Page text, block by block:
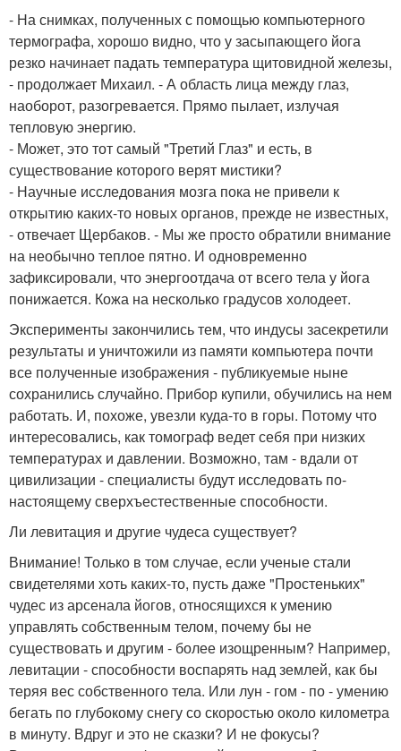
- На снимках, полученных с помощью компьютерного
термографа, хорошо видно, что у засыпающего йога
резко начинает падать температура щитовидной железы,
- продолжает Михаил. - А область лица между глаз,
наоборот, разогревается. Прямо пылает, излучая
тепловую энергию.
- Может, это тот самый "Третий Глаз" и есть, в
существование которого верят мистики?
- Научные исследования мозга пока не привели к
открытию каких-то новых органов, прежде не известных,
- отвечает Щербаков. - Мы же просто обратили внимание
на необычно теплое пятно. И одновременно
зафиксировали, что энергоотдача от всего тела у йога
понижается. Кожа на несколько градусов холодеет.
Эксперименты закончились тем, что индусы засекретили
результаты и уничтожили из памяти компьютера почти
все полученные изображения - публикуемые ныне
сохранились случайно. Прибор купили, обучились на нем
работать. И, похоже, увезли куда-то в горы. Потому что
интересовались, как томограф ведет себя при низких
температурах и давлении. Возможно, там - вдали от
цивилизации - специалисты будут исследовать по-
настоящему сверхъестественные способности.
Ли левитация и другие чудеса существует?
Внимание! Только в том случае, если ученые стали
свидетелями хоть каких-то, пусть даже "Простеньких"
чудес из арсенала йогов, относящихся к умению
управлять собственным телом, почему бы не
существовать и другим - более изощренным? Например,
левитации - способности воспарять над землей, как бы
теряя вес собственного тела. Или лун - гом - по - умению
бегать по глубокому снегу со скоростью около километра
в минуту. Вдруг и это не сказки? И не фокусы?